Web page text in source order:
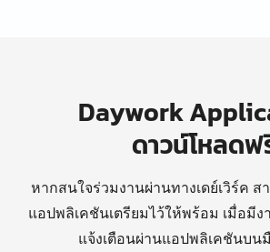
Daywork
ดาวน์โหลดฟ
หากสนใจร่วมงานผ่านทางเดย์เวิร์ค
แอปพลิเคชันเตรียมไว้ให้พร้อม เมื่อมี
แจ้งเตือนผ่านแอปพลิเคชันบน